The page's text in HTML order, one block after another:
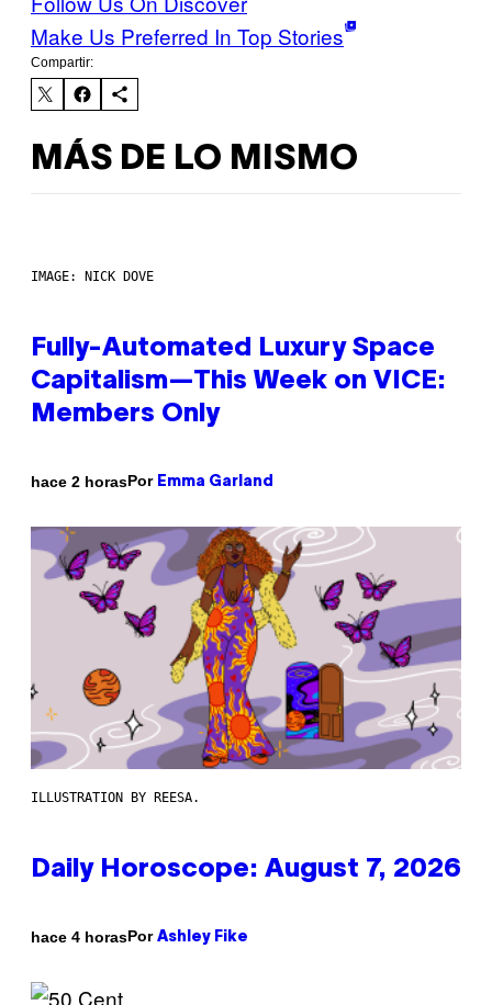
Make Us Preferred In Top Stories
Compartir:
MÁS DE LO MISMO
IMAGE: NICK DOVE
Fully-Automated Luxury Space
Capitalism—This Week on VICE:
Members Only
hace 2 horasPor Emma Garland
ILLUSTRATION BY REESA.
Daily Horoscope: August 7, 2026
hace 4 horasPor Ashley Fike